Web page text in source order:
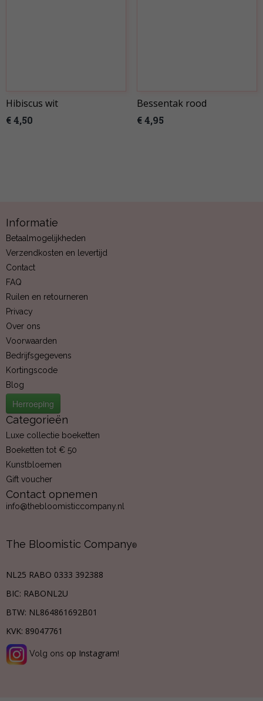
Hibiscus wit
€ 4,50
Bessentak rood
€ 4,95
Informatie
Betaalmogelijkheden
Verzendkosten en levertijd
Contact
FAQ
Ruilen en retourneren
Privacy
Over ons
Voorwaarden
Bedrijfsgegevens
Kortingscode
Blog
Herroeping
Categorieën
Luxe collectie boeketten
Boeketten tot € 50
Kunstbloemen
Gift voucher
Contact opnemen
info@thebloomisticcompany.nl
The Bloomistic Company®
NL25 RABO 0333 392388
BIC: RABONL2U
BTW: NL864861692B01
KVK: 89047761
Volg ons op Instagram!